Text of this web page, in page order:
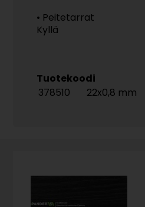
• Peitetarrat
Kyllä
Tuotekoodi
378510
22x0,8 mm